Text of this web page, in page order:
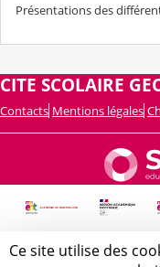
Présentations des
CITE SCOLAIRE
Contacts Mentions légales
Ce site utilise des